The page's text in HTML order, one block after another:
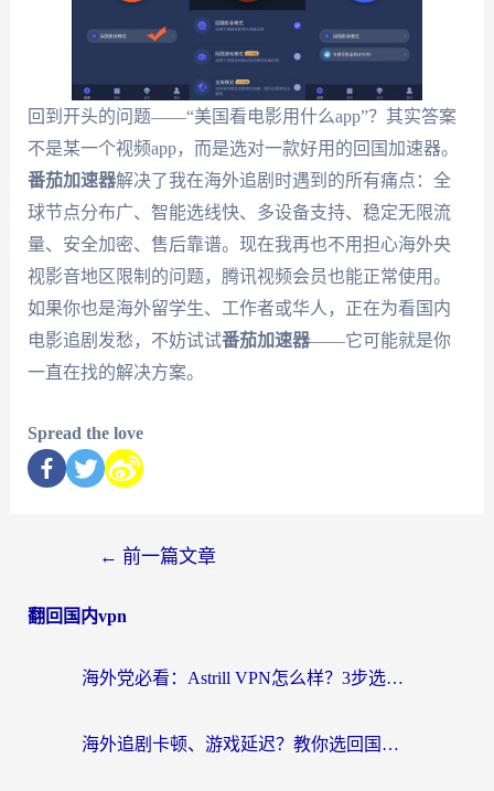
回到开头的问题——“美国看电影用什么app”？其实答案
不是某一个视频app，而是选对一款好用的回国加速器。
番茄加速器解决了我在海外追剧时遇到的所有痛点：全
球节点分布广、智能选线快、多设备支持、稳定无限流
量、安全加密、售后靠谱。现在我再也不用担心海外央
视影音地区限制的问题，腾讯视频会员也能正常使用。
如果你也是海外留学生、工作者或华人，正在为看国内
电影追剧发愁，不妨试试番茄加速器——它可能就是你
一直在找的解决方案。
Spread the love
← 前一篇文章
翻回国内vpn
海外党必看：Astrill VPN怎么样？3步选对回国加速器实现无缝刷剧玩游戏
海外追剧卡顿、游戏延迟？教你选回国加速器，附免费加速器试用一小时福利